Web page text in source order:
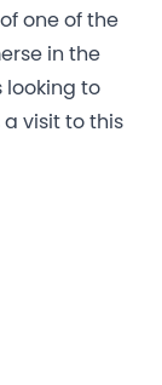
one of the
in the
looking to
visit to this